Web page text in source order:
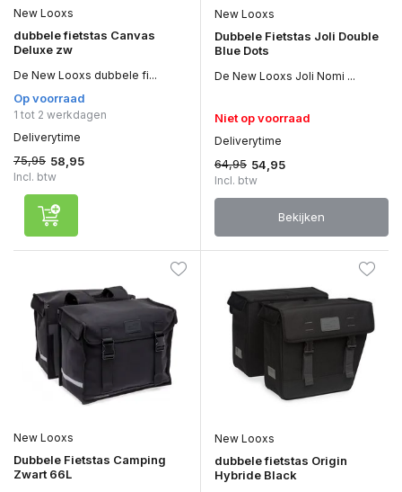
New Looxs
dubbele fietstas Canvas
Deluxe zw
De New Looxs dubbele fi...
Op voorraad
1 tot 2 werkdagen
Deliverytime
75,95 58,95
Incl. btw
New Looxs
Dubbele Fietstas Joli Double
Blue Dots
De New Looxs Joli Nomi ...
Niet op voorraad
Deliverytime
64,95 54,95
Incl. btw
Bekijken
New Looxs
Dubbele Fietstas Camping
Zwart 66L
New Looxs
dubbele fietstas Origin
Hybride Black